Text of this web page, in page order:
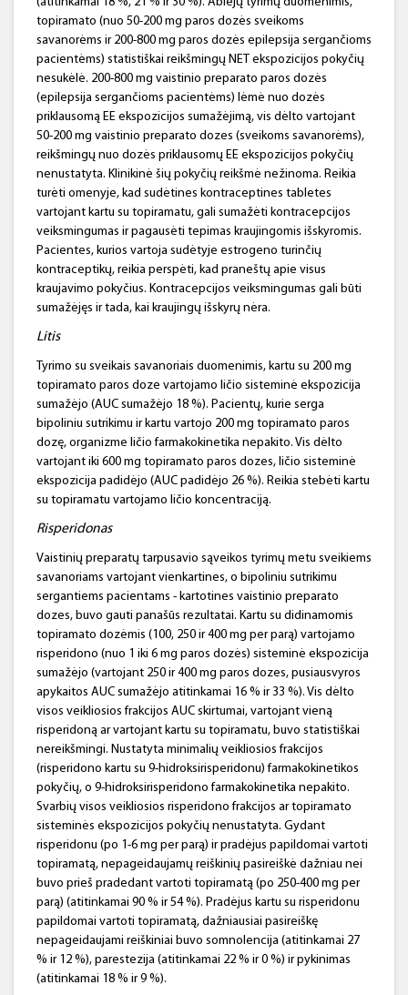
topiramato (nuo 50-200 mg paros dozės sveikoms
savanorėms ir 200-800 mg paros dozės epilepsija sergančioms
pacientėms) statistiškai reikšmingų NET ekspozicijos pokyčių
nesukėlė. 200-800 mg vaistinio preparato paros dozės
(epilepsija sergančioms pacientėms) lėmė nuo dozės
priklausomą EE ekspozicijos sumažėjimą, vis dėlto vartojant
50-200 mg vaistinio preparato dozes (sveikoms savanorėms),
reikšmingų nuo dozės priklausomų EE ekspozicijos pokyčių
nenustatyta. Klinikinė šių pokyčių reikšmė nežinoma. Reikia
turėti omenyje, kad sudėtines kontraceptines tabletes
vartojant kartu su topiramatu, gali sumažėti kontracepcijos
veiksmingumas ir pagausėti tepimas kraujingomis išskyromis.
Pacientes, kurios vartoja sudėtyje estrogeno turinčių
kontraceptikų, reikia perspėti, kad praneštų apie visus
kraujavimo pokyčius. Kontracepcijos veiksmingumas gali būti
sumažėjęs ir tada, kai kraujingų išskyrų nėra.
Litis
Tyrimo su sveikais savanoriais duomenimis, kartu su 200 mg
topiramato paros doze vartojamo ličio sisteminė ekspozicija
sumažėjo (AUC sumažėjo 18 %). Pacientų, kurie serga
bipoliniu sutrikimu ir kartu vartojo 200 mg topiramato paros
dozę, organizme ličio farmakokinetika nepakito. Vis dėlto
vartojant iki 600 mg topiramato paros dozes, ličio sisteminė
ekspozicija padidėjo (AUC padidėjo 26 %). Reikia stebėti kartu
su topiramatu vartojamo ličio koncentraciją.
Risperidonas
Vaistinių preparatų tarpusavio sąveikos tyrimų metu sveikiems
savanoriams vartojant vienkartines, o bipoliniu sutrikimu
sergantiems pacientams - kartotines vaistinio preparato
dozes, buvo gauti panašūs rezultatai. Kartu su didinamomis
topiramato dozėmis (100, 250 ir 400 mg per parą) vartojamo
risperidono (nuo 1 iki 6 mg paros dozės) sisteminė ekspozicija
sumažėjo (vartojant 250 ir 400 mg paros dozes, pusiausvyros
apykaitos AUC sumažėjo atitinkamai 16 % ir 33 %). Vis dėlto
visos veikliosios frakcijos AUC skirtumai, vartojant vieną
risperidoną ar vartojant kartu su topiramatu, buvo statistiškai
nereikšmingi. Nustatyta minimalių veikliosios frakcijos
(risperidono kartu su 9-hidroksirisperidonu) farmakokinetikos
pokyčių, o 9-hidroksirisperidono farmakokinetika nepakito.
Svarbių visos veikliosios risperidono frakcijos ar topiramato
sisteminės ekspozicijos pokyčių nenustatyta. Gydant
risperidonu (po 1-6 mg per parą) ir pradėjus papildomai vartoti
topiramatą, nepageidaujamų reiškinių pasireiškė dažniau nei
buvo prieš pradedant vartoti topiramatą (po 250-400 mg per
parą) (atitinkamai 90 % ir 54 %). Pradėjus kartu su risperidonu
papildomai vartoti topiramatą, dažniausiai pasireiškę
nepageidaujami reiškiniai buvo somnolencija (atitinkamai 27
% ir 12 %), parestezija (atitinkamai 22 % ir 0 %) ir pykinimas
(atitinkamai 18 % ir 9 %).